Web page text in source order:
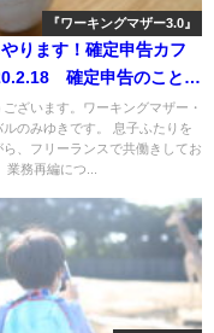
『ワーキングマザー3.0』
ります！確定申告カフ
確定申告のこと以
ございます。ワーキングマザー・
ルのみゆきです。 息子ふたりを
ら、フリーランスで共働きしてお
業務再編につ...